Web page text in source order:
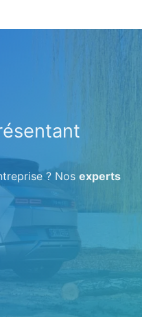
? Nos experts